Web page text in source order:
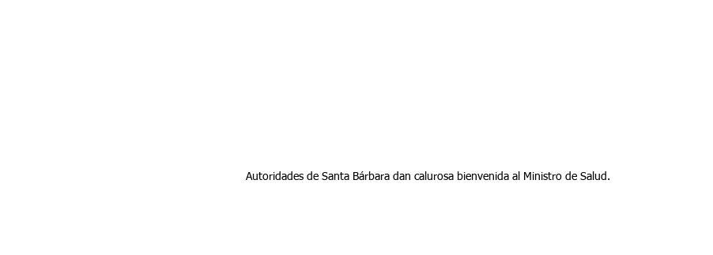
Autoridades de Santa Bárbara dan calurosa bienvenida al Ministro de Salud.